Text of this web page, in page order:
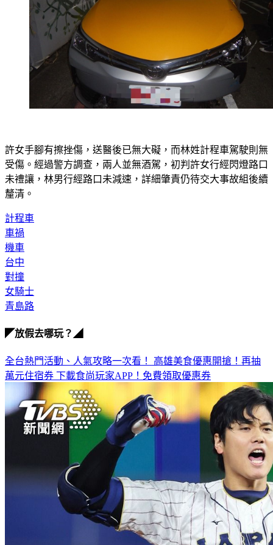
受傷。經過警方調查，兩人並無酒駕，初判許女行經閃燈路口
未禮讓，林男行經路口未減速，詳細肇責仍待交大事故組後續
釐清。
車禍
機車
台中
對撞
女騎士
青島路
萬元住宿券下載食尚玩家APP！免費領取優惠券